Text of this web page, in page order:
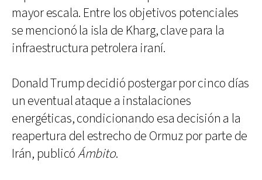
mayor escala. Entre los objetivos potenciales
se mencionó la isla de Kharg, clave para la
infraestructura petrolera iraní.
Donald Trump decidió postergar por cinco días
un eventual ataque a instalaciones
energéticas, condicionando esa decisión a la
reapertura del estrecho de Ormuz por parte de
Irán, publicóÁmbito.